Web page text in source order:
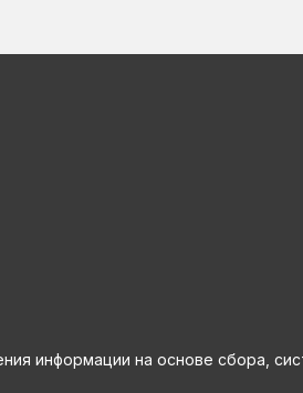
информации на основе сбора,